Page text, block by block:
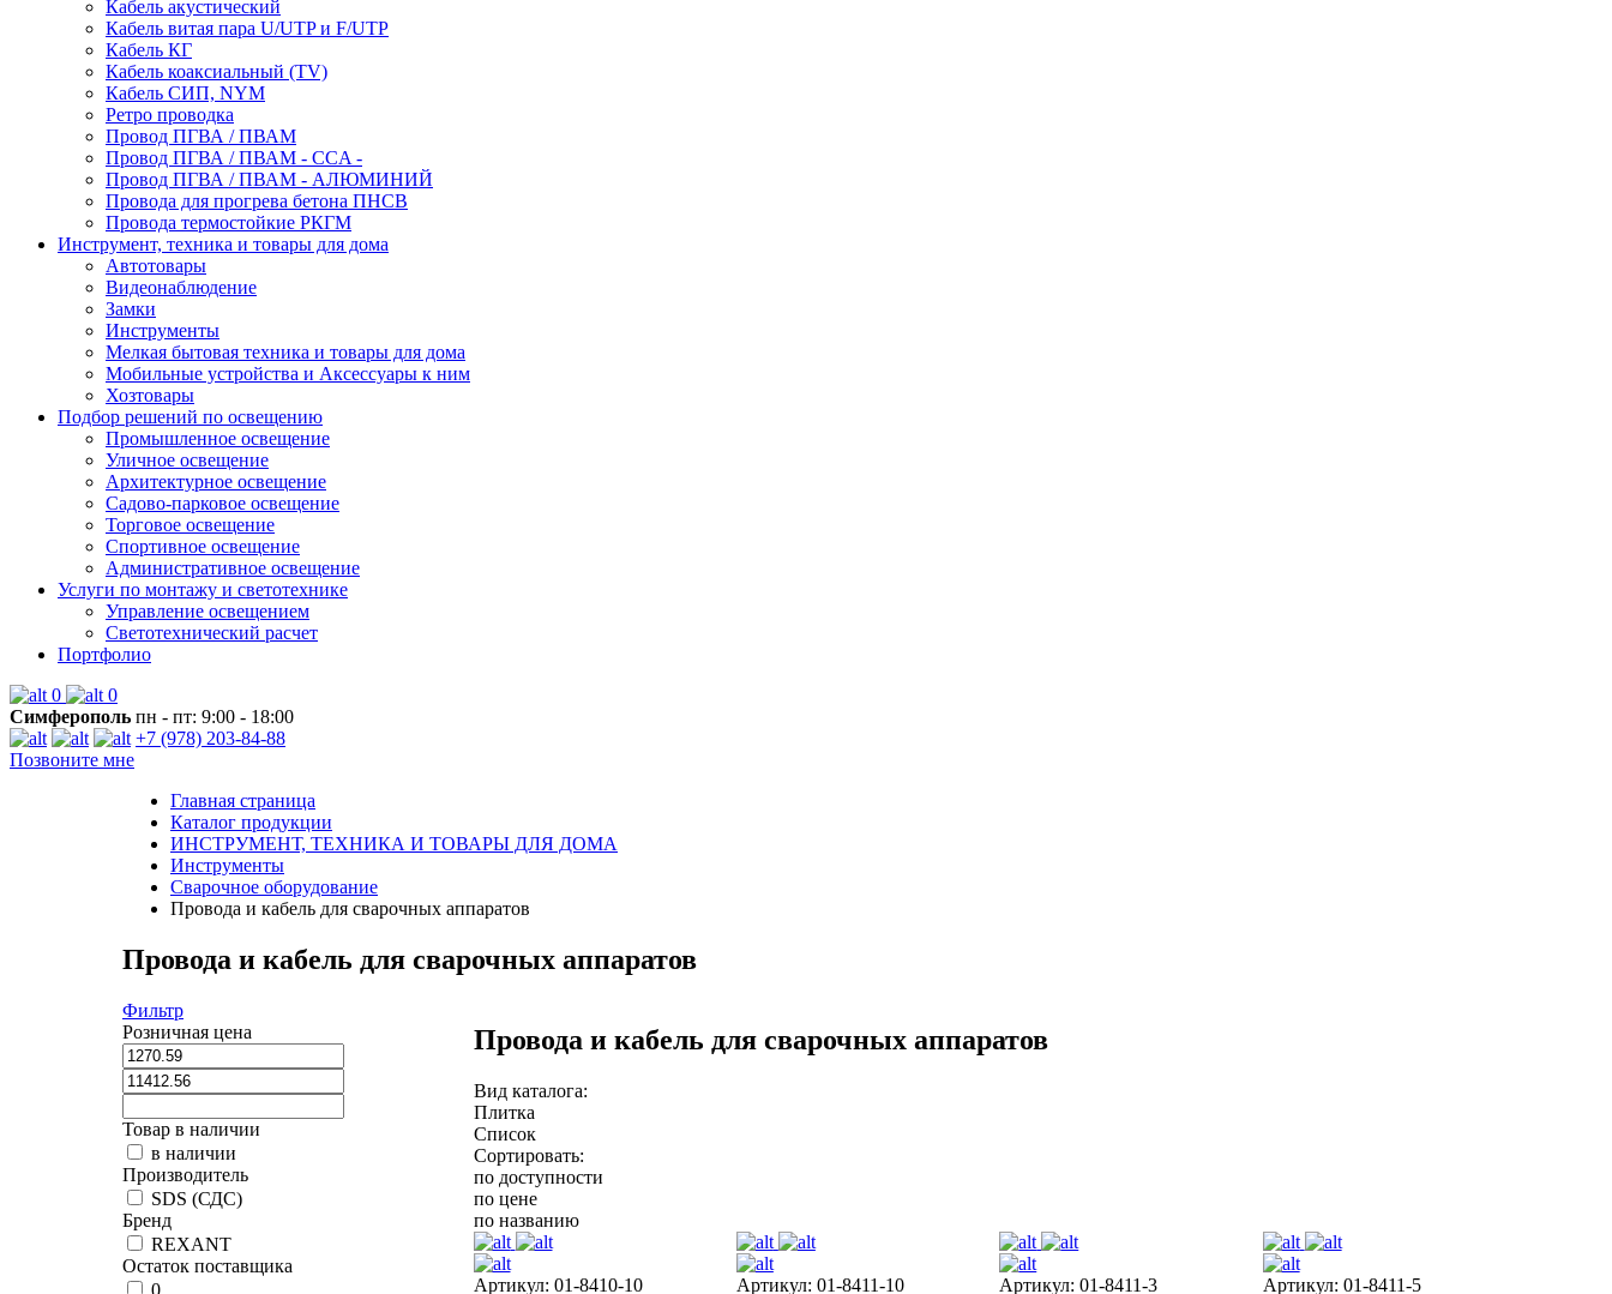
Кабель акустический
Кабель витая пара U/UTP и F/UTP
Кабель КГ
Кабель коаксиальный (TV)
Кабель СИП, NYM
Ретро проводка
Провод ПГВА / ПВАМ
Провод ПГВА / ПВАМ - CCA -
Провод ПГВА / ПВАМ - АЛЮМИНИЙ
Провода для прогрева бетона ПНСВ
Провода термостойкие РКГМ
Инструмент, техника и товары для дома
Автотовары
Видеонаблюдение
Замки
Инструменты
Мелкая бытовая техника и товары для дома
Мобильные устройства и Аксессуары к ним
Хозтовары
Подбор решений по освещению
Промышленное освещение
Уличное освещение
Архитектурное освещение
Садово-парковое освещение
Торговое освещение
Спортивное освещение
Административное освещение
Услуги по монтажу и светотехнике
Управление освещением
Светотехнический расчет
Портфолио
0
0
Симферополь пн - пт: 9:00 - 18:00
+7 (978) 203-84-88
Позвоните мне
Главная страница
Каталог продукции
ИНСТРУМЕНТ, ТЕХНИКА И ТОВАРЫ ДЛЯ ДОМА
Инструменты
Сварочное оборудование
Провода и кабель для сварочных аппаратов
Провода и кабель для сварочных аппаратов
Фильтр
Розничная цена
Товар в наличии
в наличии
Производитель
SDS (СДС)
Бренд
REXANT
Остаток поставщика
0
Провода и кабель для сварочных аппаратов
Вид каталога:
Плитка
Список
Сортировать:
по доступности
по цене
по названию
Артикул: 01-8410-10 Артикул: 01-8411-10 Артикул: 01-8411-3 Артикул: 01-8411-5